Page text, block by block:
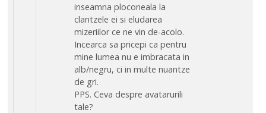
inseamna ploconeala la
clantzele ei si eludarea
mizeriilor ce ne vin de-acolo.
Incearca sa pricepi ca pentru
mine lumea nu e imbracata in
alb/negru, ci in multe nuantze
de gri.
PPS. Ceva despre avatarurili
tale?